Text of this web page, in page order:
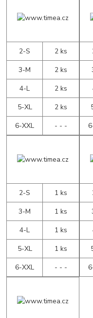
2-S
2 ks
3-M
2 ks
4-L
2 ks
5-XL
2 ks
6-XXL
- - -
2-S
1 ks
3-M
1 ks
4-L
1 ks
5-XL
1 ks
6-XXL
- - -